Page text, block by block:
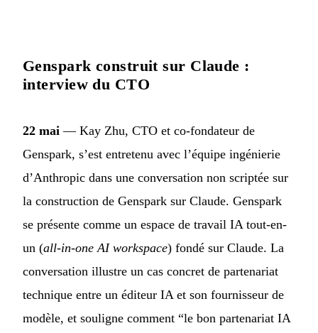
Genspark construit sur Claude :
interview du CTO
22 mai — Kay Zhu, CTO et co-fondateur de
Genspark, s’est entretenu avec l’équipe ingénierie
d’Anthropic dans une conversation non scriptée sur
la construction de Genspark sur Claude. Genspark
se présente comme un espace de travail IA tout-en-
un (all-in-one AI workspace) fondé sur Claude. La
conversation illustre un cas concret de partenariat
technique entre un éditeur IA et son fournisseur de
modèle, et souligne comment “le bon partenariat IA